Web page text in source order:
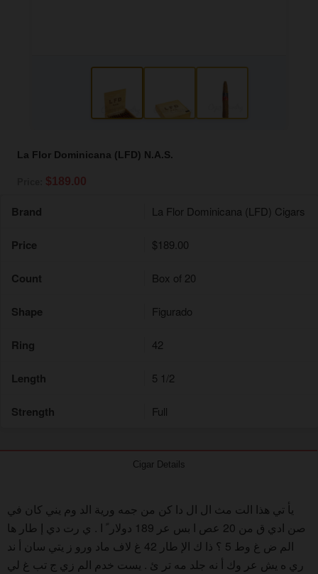
La Flor Dominicana (LFD) N.A.S.
$189.00
Brand La Flor Dominicana (LFD) Cigars
Price $189.00
Count Box of 20
Shape Figurado
Ring 42
Length 5 1/2
Strength Full
Cigar Details
يأ تي هذا الت مث ال ال دا كن من جمه ورية الد وم يني كان في
صن ادي ق من 20 عص ا بس عر 189 دولار ً ا . ي رت دي إ طار ها
الم ض غ وط 5 ؟ ذا ك الإ طار 42 غ لاف ماد ورو ز يتي سان أ ند
ري ه يش عر وك أ نه جلد مه تر ئ . يست خدم الم زي ج تب غ لي